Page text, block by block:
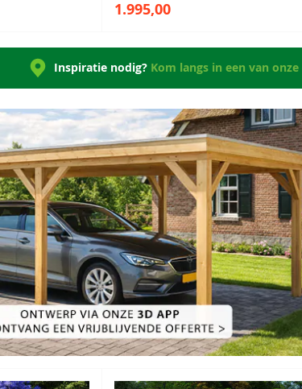
1.995,00
Inspiratie nodig? Kom langs in een van